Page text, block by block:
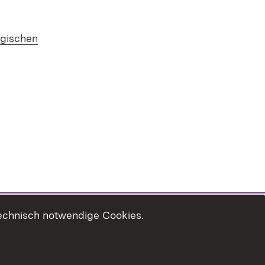
notwendige Cookies.